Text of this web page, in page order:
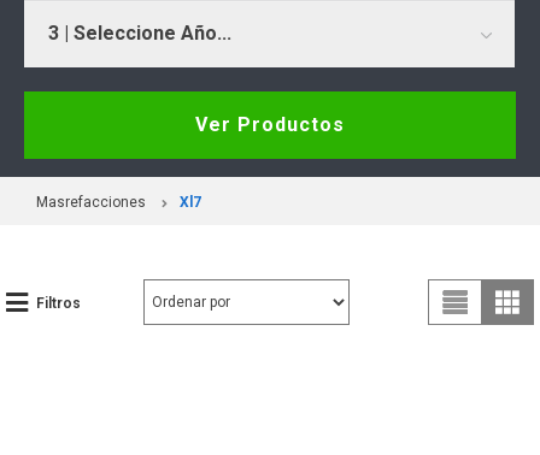
3 | Seleccione Año...
Ver Productos
Masrefacciones Xl7
Filtros